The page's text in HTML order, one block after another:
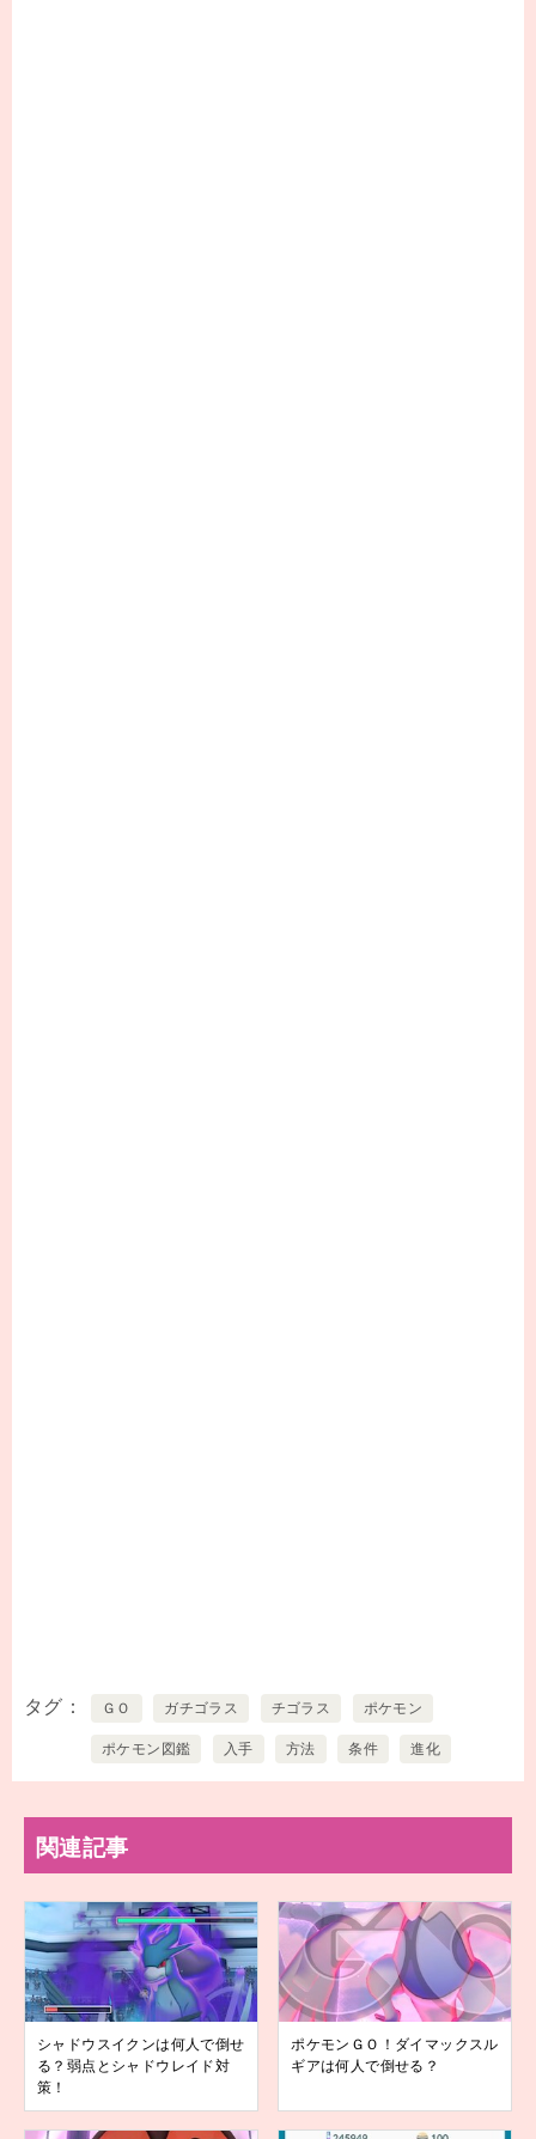
タグ ＧＯ ガチゴラス チゴラス ポケモン
ポケモン図鑑 入手 方法 条件 進化
関連記事
シャドウスイクンは何人で倒せ
る？弱点とシャドウレイド対
策！
ポケモンＧＯ！ダイマックスル
ギアは何人で倒せる？